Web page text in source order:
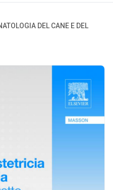
DEL CANE E DEL